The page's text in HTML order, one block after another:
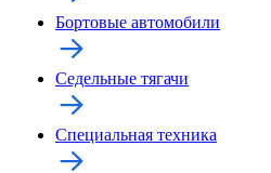
Бортовые автомобили
Седельные тягачи
Специальная техника